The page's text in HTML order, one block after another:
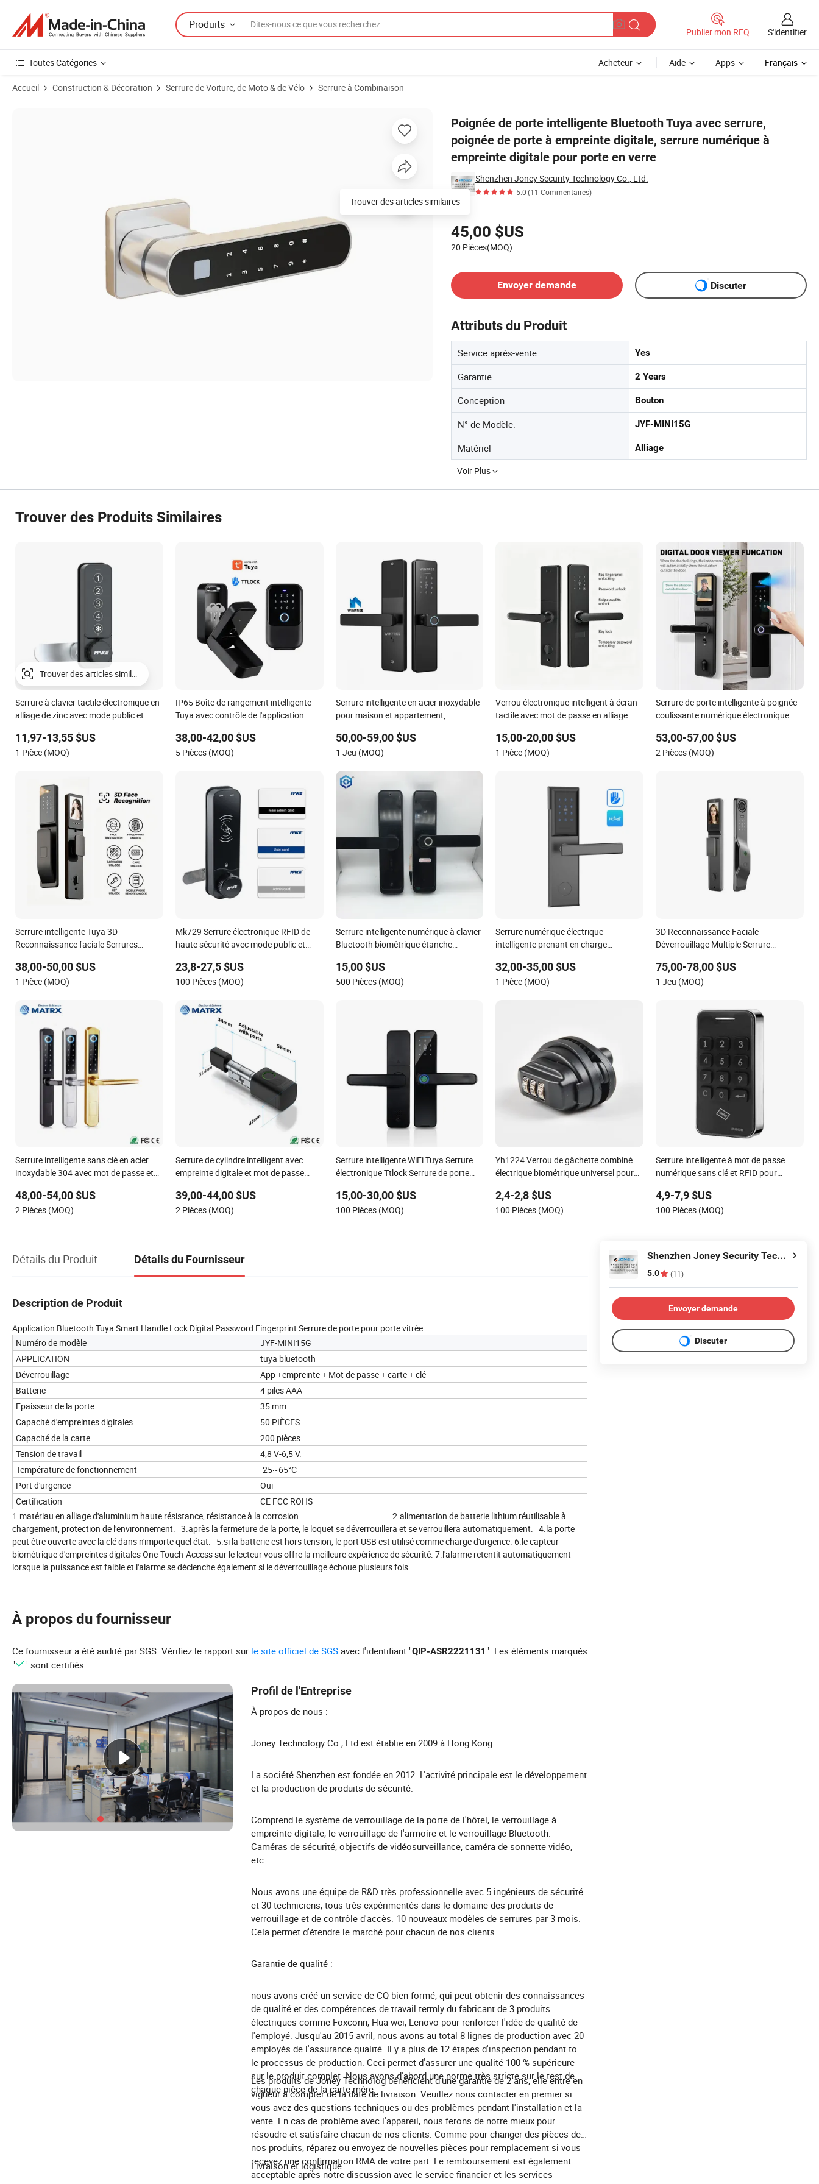
Produits
Publier mon RFQ S'identifier
Toutes Catégories Acheteur Aide Apps Français
Accueil Construction & Décoration Serrure de Voiture, de Moto & de Vélo Serrure à Combinaison
Poignée de porte intelligente Bluetooth Tuya avec serrure,
poignée de porte à empreinte digitale, serrure numérique à
empreinte digitale pour porte en verre
Shenzhen Joney Security Technology Co., Ltd.
5.0(11 Commentaires)
Tarifs
45,00 $US
20 Pièces(MOQ)
Envoyer demande
Discuter
Attributs du Produit
Service après-vente Yes
Garantie 2 Years
Conception Bouton
N° de Modèle. JYF-MINI15G
Matériel Alliage
Voir Plus
Trouver des articles similaires
Trouver des Produits Similaires
Trouver des articles similaires
Serrure à clavier tactile électronique en
alliage de zinc avec mode public et
11,97-13,55 $US
1 Pièce (MOQ)
IP65 Boîte de rangement intelligente
Tuya avec contrôle de l'application
38,00-42,00 $US
5 Pièces (MOQ)
Serrure intelligente en acier inoxydable
pour maison et appartement,
digitale et Bluetooth Ttlock
50,00-59,00 $US
1 Jeu (MOQ)
Verrou électronique intelligent à écran
tactile avec mot de passe en alliage
appartements, maisons et hôtels
15,00-20,00 $US
1 Pièce (MOQ)
Serrure de porte intelligente à poignée
coulissante numérique électronique
53,00-57,00 $US
2 Pièces (MOQ)
Serrure intelligente Tuya 3D
Reconnaissance faciale Serrures
caméra Sécurité biométrique
intelligente Serrure numérique
38,00-50,00 $US
1 Pièce (MOQ)
Mk729 Serrure électronique RFID de
haute sécurité avec mode public et
23,8-27,5 $US
100 Pièces (MOQ)
Serrure intelligente numérique à clavier
Bluetooth biométrique étanche
application
15,00 $US
500 Pièces (MOQ)
Serrure numérique électrique
intelligente prenant en charge
ligne d'hôtel
32,00-35,00 $US
1 Pièce (MOQ)
3D Reconnaissance Faciale
Déverrouillage Multiple Serrure
75,00-78,00 $US
1 Jeu (MOQ)
Serrure intelligente sans clé en acier
inoxydable 304 avec mot de passe et
48,00-54,00 $US
2 Pièces (MOQ)
Serrure de cylindre intelligent avec
empreinte digitale et mot de passe
européennes
39,00-44,00 $US
2 Pièces (MOQ)
Serrure intelligente WiFi Tuya Serrure
électronique Ttlock Serrure de porte
de porte par empreinte digitale
15,00-30,00 $US
100 Pièces (MOQ)
Yh1224 Verrou de gâchette combiné
électrique biométrique universel pour
2,4-2,8 $US
100 Pièces (MOQ)
Serrure intelligente à mot de passe
numérique sans clé et RFID pour
4,9-7,9 $US
100 Pièces (MOQ)
Détails du Produit Détails du Fournisseur
Description de Produit
Application Bluetooth Tuya Smart Handle Lock Digital Password Fingerprint Serrure de porte pour porte vitrée
Numéro de modèle
JYF-MINI15G
APPLICATION
tuya bluetooth
Déverrouillage
App +empreinte + Mot de passe + carte + clé
Batterie
4 piles AAA
Epaisseur de la porte
35 mm
Capacité d'empreintes digitales
50 PIÈCES
Capacité de la carte
200 pièces
Tension de travail
4,8 V-6,5 V.
Température de fonctionnement
-25~65°C
Port d'urgence
Oui
Certification
CE FCC ROHS
1.matériau en alliage d'aluminium haute résistance, résistance à la corrosion. 2.alimentation de batterie lithium réutilisable à
chargement, protection de l'environnement. 3.après la fermeture de la porte, le loquet se déverrouillera et se verrouillera automatiquement. 4.la porte
peut être ouverte avec la clé dans n'importe quel état. 5.si la batterie est hors tension, le port USB est utilisé comme charge d'urgence. 6.le capteur
biométrique d'empreintes digitales One-Touch-Access sur le lecteur vous offre la meilleure expérience de sécurité. 7.l'alarme retentit automatiquement
lorsque la puissance est faible et l'alarme se déclenche également si le déverrouillage échoue plusieurs fois.
À propos du fournisseur
Ce fournisseur a été audité par SGS. Vérifiez le rapport sur le site officiel de SGS avec l'identifiant "QIP-ASR2221131 ". Les éléments marqués
"
" sont certifiés.
Profil de l'Entreprise
À propos de nous :
Joney Technology Co., Ltd est établie en 2009 à Hong Kong.
La société Shenzhen est fondée en 2012. L'activité principale est le développement
et la production de produits de sécurité.
Comprend le système de verrouillage de la porte de l'hôtel, le verrouillage à
empreinte digitale, le verrouillage de l'armoire et le verrouillage Bluetooth.
Caméras de sécurité, objectifs de vidéosurveillance, caméra de sonnette vidéo,
etc.
Nous avons une équipe de R&D très professionnelle avec 5 ingénieurs de sécurité
et 30 techniciens, tous très expérimentés dans le domaine des produits de
verrouillage et de contrôle d'accès. 10 nouveaux modèles de serrures par 3 mois.
Cela permet d'étendre le marché pour chacun de nos clients.
Garantie de qualité :
nous avons créé un service de CQ bien formé, qui peut obtenir des connaissances
de qualité et des compétences de travail termly du fabricant de 3 produits
électriques comme Foxconn, Hua wei, Lenovo pour renforcer l'idée de qualité de
l'employé. Jusqu'au 2015 avril, nous avons au total 8 lignes de production avec 20
employés de l'assurance qualité. Il y a plus de 12 étapes d'inspection pendant tout
le processus de production. Ceci permet d'assurer une qualité 100 % supérieure
sur le produit complet. Nous avons d'abord une norme très stricte sur le test de
chaque pièce de la carte mère.
Les produits de Joney Technolog bénéficient d'une garantie de 2 ans, elle entre en
vigueur à compter de la date de livraison. Veuillez nous contacter en premier si
vous avez des questions techniques ou des problèmes pendant l'installation et la
vente. En cas de problème avec l'appareil, nous ferons de notre mieux pour
résoudre et satisfaire chacun de nos clients. Comme pour changer des pièces de
nos produits, réparez ou envoyez de nouvelles pièces pour remplacement si vous
recevez une confirmation RMA de votre part. Le remboursement est également
acceptable après notre discussion avec le service financier et les services
Livraison et logistique
Shenzhen Joney Security Technology Co., Ltd.
5.0 (11)
Envoyer demande
Discuter